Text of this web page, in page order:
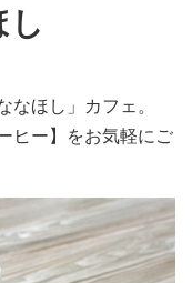
なほし」カフェ。
ヒー】をお気軽にご